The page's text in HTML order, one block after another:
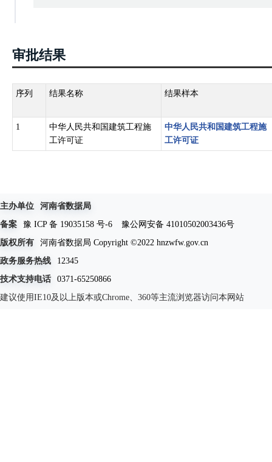
审批结果
序列 结果名称 结果样本
1
中华人民共和国建筑工程施
工许可证
中华人民共和国建筑工程施
工许可证
主办单位
河南省数据局
备案
豫 ICP 备 19035158 号-6
豫公网安备 41010502003436号
版权所有
河南省数据局 Copyright ©2022 hnzwfw.gov.cn
政务服务热线
12345
技术支持电话
0371-65250866
建议使用IE10及以上版本或Chrome、360等主流浏览器访问本网站